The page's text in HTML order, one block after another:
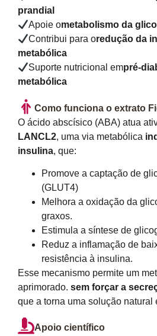
prandial
Apoie ometabolismo da
Contribui para oredução da
metabólica
Suporte nutricional empré-
metabólica
Como funciona o extrato
O ácido abscísico (ABA) atua
LANCL2, uma via metabólica
insulina, que:
Promove a captação de
(GLUT4)
Melhora a oxidação da
graxos.
Estimula a síntese de
Reduz a inflamação de
resistência à insulina.
Esse mecanismo permite um
aprimorado. sem forçar a
que a torna uma solução natural
Apoio científico